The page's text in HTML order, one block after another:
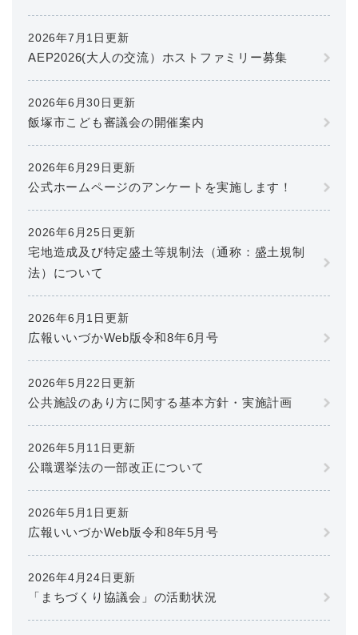
2026年7月1日更新
AEP2026(大人の交流）ホストファミリー募集
2026年6月30日更新
飯塚市こども審議会の開催案内
2026年6月29日更新
公式ホームページのアンケートを実施します！
2026年6月25日更新
宅地造成及び特定盛土等規制法（通称：盛土規制
法）について
2026年6月1日更新
広報いいづかWeb版令和8年6月号
2026年5月22日更新
公共施設のあり方に関する基本方針・実施計画
2026年5月11日更新
公職選挙法の一部改正について
2026年5月1日更新
広報いいづかWeb版令和8年5月号
2026年4月24日更新
「まちづくり協議会」の活動状況